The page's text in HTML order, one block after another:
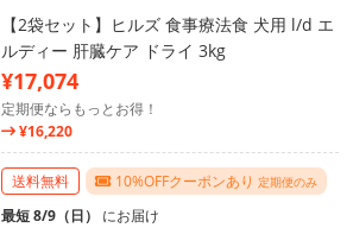
【2袋セット】ヒルズ 食事療法食 犬用 l/d エ
ルディー 肝臓ケア ドライ 3kg
¥17,074
定期便ならもっとお得！
¥16,220
送料無料 10%OFFクーポンあり 定期便のみ
最短 8/9（日） にお届け